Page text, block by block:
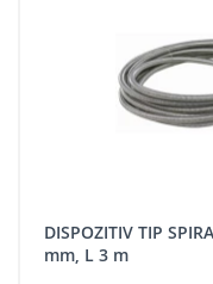
DISPOZITIV TIP SPIRALA PENTRU DESFUNDAT TEVI, 6
mm, L 3 m